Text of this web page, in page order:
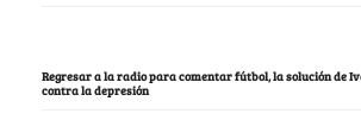
Regresar a la radio para comentar fútbol, la solución de
contra la depresión